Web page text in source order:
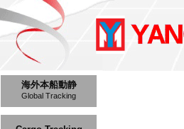
海外本船動静
Global Tracking